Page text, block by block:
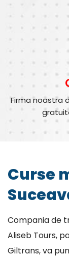
Firma noastra
Curse
Compania de
Aliseb Tours,
Giltrans, va